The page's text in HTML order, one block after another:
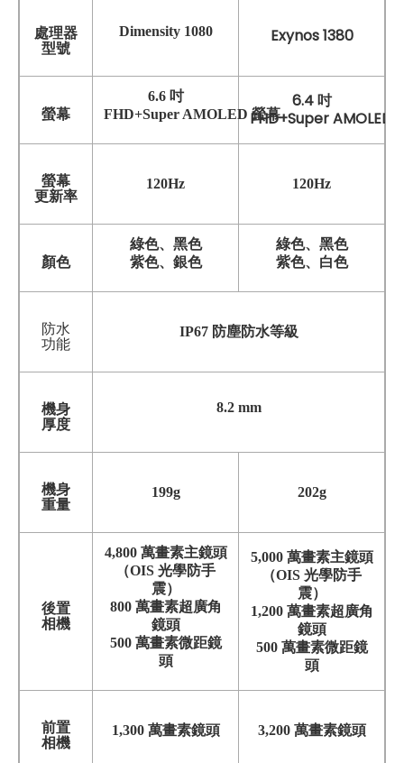
處理器
型號
Dimensity 1080 Exynos 1380
螢幕
6.6 吋
FHD+Super AMOLED 螢幕
6.4 吋
FHD+Super AMOLED
螢幕
更新率
120Hz 120Hz
顏色
綠色、黑色
紫色、銀色
綠色、黑色
紫色、白色
防水
功能
IP67 防塵防水等級
機身
厚度
8.2 mm
機身
重量
199g 202g
後置
相機
4,800 萬畫素主鏡頭
（OIS 光學防手
震）
800 萬畫素超廣角
鏡頭
500 萬畫素微距鏡
頭
5,000 萬畫素主鏡頭
（OIS 光學防手
震）
1,200 萬畫素超廣角
鏡頭
500 萬畫素微距鏡
頭
前置
相機
1,300 萬畫素鏡頭 3,200 萬畫素鏡頭